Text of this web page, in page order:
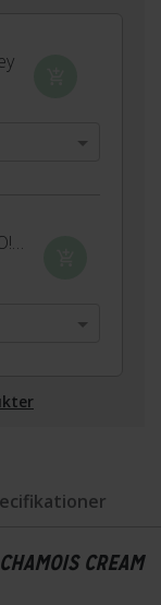
FUSION Womens TEMPO! Bib Shorts
CREAM